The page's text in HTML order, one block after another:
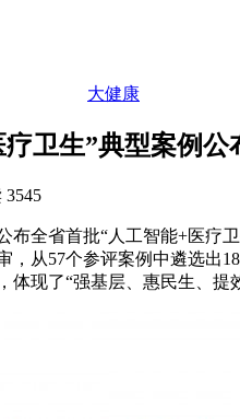
大健康
卫生”典型案例
3545
布全省首批“人工智能+医疗
，从57个参评案例中遴选出
现了“强基层、惠民生、